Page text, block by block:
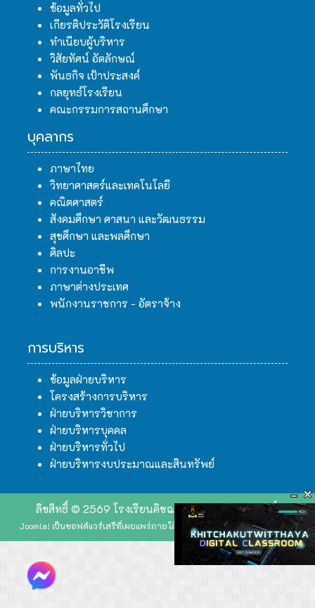
ข้อมูลทั่วไป
เกียรติประวัติโรงเรียน
ทำเนียบผู้บริหาร
วิสัยทัศน์ อัตลักษณ์
พันธกิจ เป้าประสงค์
กลยุทธ์โรงเรียน
คณะกรรมการสถานศึกษา
บุคลากร
ภาษาไทย
วิทยาศาสตร์และเทคโนโลยี
คณิตศาสตร์
สังคมศึกษา ศาสนา และวัฒนธรรม
สุขศึกษา และพลศึกษา
ศิลปะ
การงานอาชีพ
ภาษาต่างประเทศ
พนักงานราชการ - อัตราจ้าง
การบริหาร
ข้อมูลฝ่ายบริหาร
โครงสร้างการบริหาร
ฝ่ายบริหารวิชาการ
ฝ่ายบริหารบุคคล
ฝ่ายบริหารทั่วไป
ฝ่ายบริหารงบประมาณและสินทรัพย์
ลิขสิทธิ์ © 2569 โรงเรียนคิชฌกูฏวิทยา. สงวนลิขสิทธิ์.
Joomla! เป็นซอฟต์แวร์เสรีที่เผยแพร่ภายใต้ GNU ใบอนุญาตสาธารณะทั่วไป